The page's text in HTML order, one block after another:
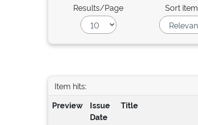
Results/Page Sort
Item hits:
Preview
Issue
Date
Title